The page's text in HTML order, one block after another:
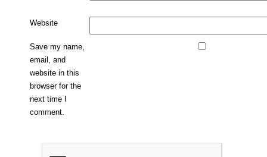
Website
Save my name,
email, and
website in this
browser for the
next time I
comment.